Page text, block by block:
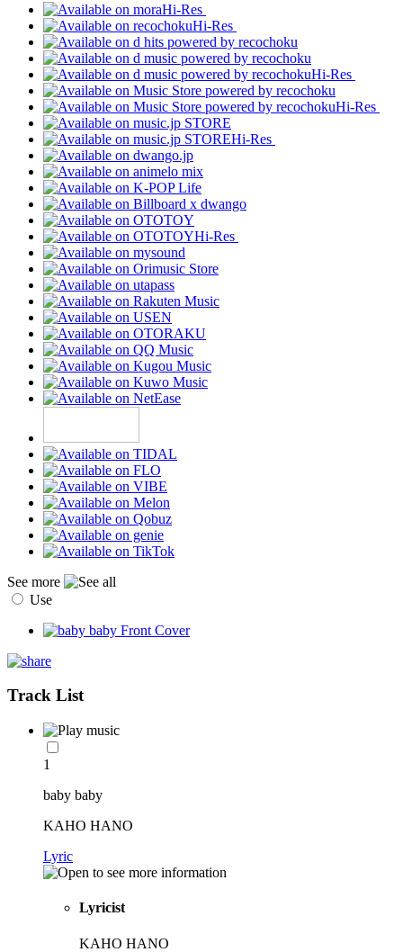
Hi-Res
Hi-Res
Hi-Res
Hi-Res
Hi-Res
Hi-Res
See more
Use
Track List
1
baby baby
KAHO HANO
Lyric
Lyricist
KAHO HANO